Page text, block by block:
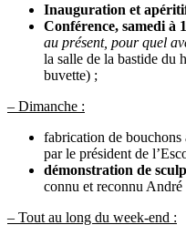
Inauguration et
Conférence, samedi à
au présent, pour quel
la salle de la bastide du
buvette) ;
– Dimanche :
fabrication de
par le président de
démonstration de
connu et reconnu
– Tout au long du week-end :